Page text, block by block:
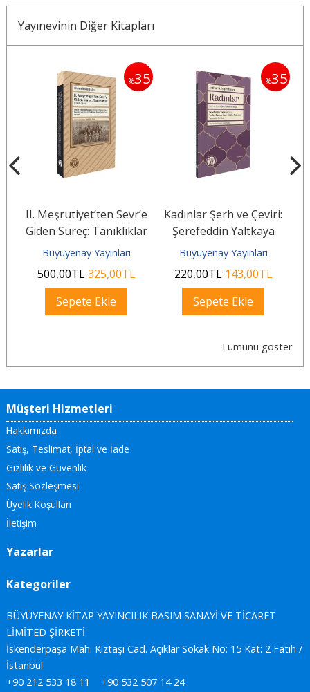
Yayınevinin Diğer Kitapları
%35
II. Meşrutiyet’ten Sevr’e
Giden Süreç: Tanıklıklar
(1908–1920)
Büyüyenay Yayınları
500,00TL325,00TL
Sepete Ekle
%35
Kadınlar Şerh ve Çeviri:
Şerefeddin Yaltkaya
Büyüyenay Yayınları
220,00TL 143,00TL
Sepete Ekle
Tümünü göster
Müşteri Hizmetleri
Hakkımızda
Satış, Teslimat, İptal ve İade
Gizlilik ve Güvenlik
Satış Sözleşmesi
Üyelik Koşulları
İletişim
Yazarlar
Kategoriler
BÜYÜYENAY KİTAP YAYINCILIK BASIM SANAYİ VE TİCARET
LİMİTED ŞİRKETİ
İskenderpaşa Mah. Kıztaşı Cad. Açıklar Sokak No: 15 Kat: 2 Fatih /
İstanbul
+90 212 533 18 11
+90 532 507 14 24